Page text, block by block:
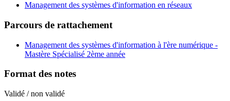
Management des systèmes d'information en réseaux
Parcours de rattachement
Management des systèmes d'information à l'ère numérique -
Mastère Spécialisé 2ème année
Format des notes
Validé / non validé